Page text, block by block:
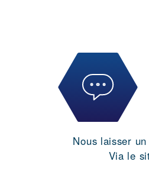
Nous laisser
Via le